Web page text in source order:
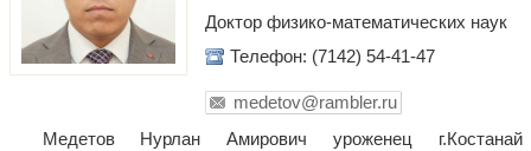
Доктор физико-математических наук
Телефон: (7142) 54-41-47
medetov@rambler.ru
Медетов Нурлан Амирович уроженец г.Костанай